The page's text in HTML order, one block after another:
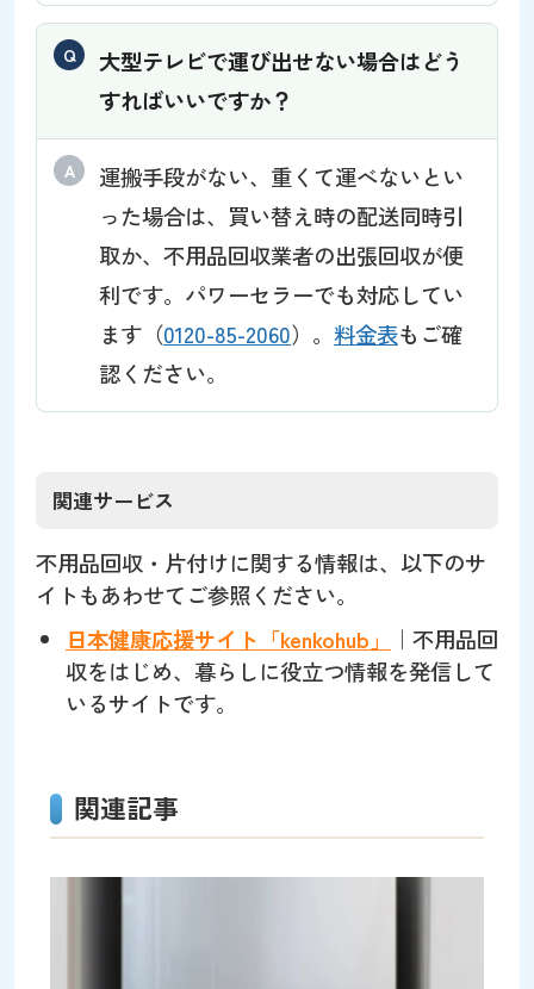
大型テレビで運び出せない場合はどう
すればいいですか？
運搬手段がない、重くて運べないとい
った場合は、買い替え時の配送同時引
取か、不用品回収業者の出張回収が便
利です。パワーセラーでも対応してい
ます（0120-85-2060）。 料金表もご確
認ください。
関連サービス
不用品回収・片付けに関する情報は、以下のサ
イトもあわせてご参照ください。
日本健康応援サイト「kenkohub」
｜不用品回
収をはじめ、暮らしに役立つ情報を発信して
いるサイトです。
関連記事